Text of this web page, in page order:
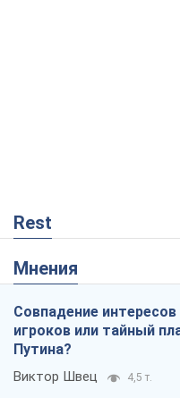
Rest
Мнения
Совпадение
игроков или тайный
Путина?
Виктор Швец 4,5 т.